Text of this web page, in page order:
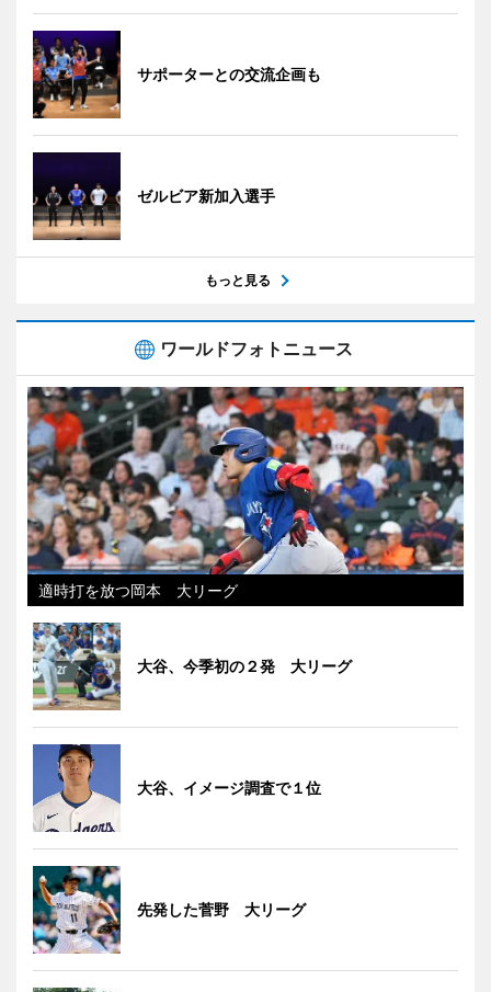
サポーターとの交流企画も
ゼルビア新加入選手
もっと見る
ワールドフォトニュース
適時打を放つ岡本 大リーグ
大谷、今季初の２発 大リーグ
大谷、イメージ調査で１位
先発した菅野 大リーグ